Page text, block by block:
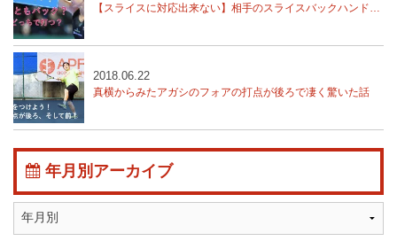
【スライスに対応出来ない】相手のスライスバックハンドをどう対処する？
真横からみたアガシのフォアの打点が後ろで凄く驚いた話
2018.06.22
年月別アーカイブ